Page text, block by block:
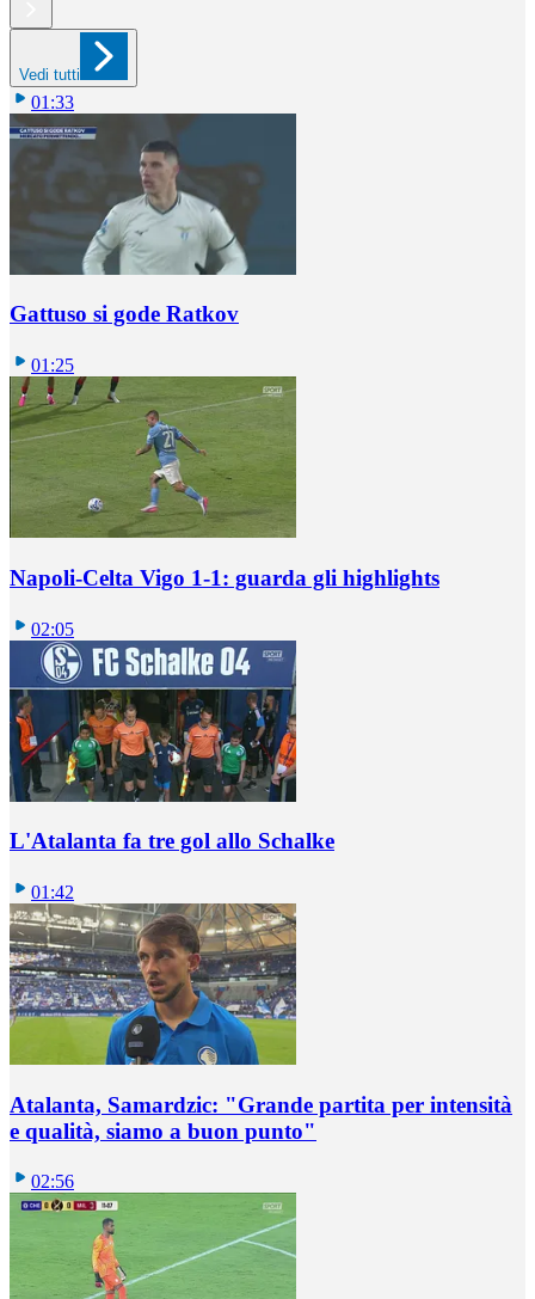
Vedi tutti
01:33
Gattuso si gode Ratkov
01:25
Napoli-Celta Vigo 1-1: guarda gli highlights
02:05
L'Atalanta fa tre gol allo Schalke
01:42
Atalanta, Samardzic: "Grande partita per intensità
e qualità, siamo a buon punto"
02:56